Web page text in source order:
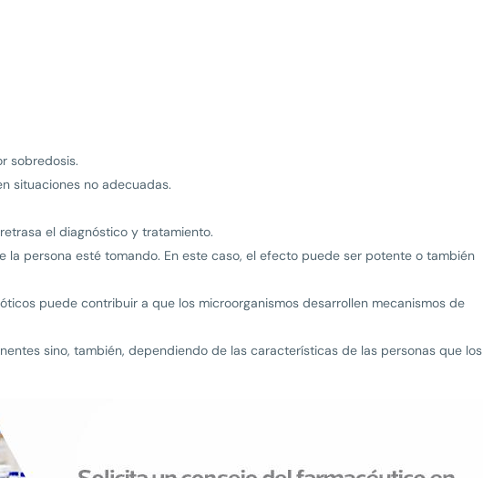
sobredosis.
situaciones no adecuadas.
el diagnóstico y tratamiento.
la persona esté tomando. En este caso, el efecto puede ser potente o también
puede contribuir a que los microorganismos desarrollen mecanismos de
sino, también, dependiendo de las características de las personas que los